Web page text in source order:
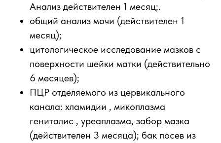
Анализ действителен 1 месяц;.
общий анализ мочи (действителен 1
месяц);
цитологическое исследование мазков с
поверхности шейки матки (действительно
6 месяцев);
ПЦР отделяемого из цервикального
канала: хламидии , микоплазма
гениталис , уреаплазма, забор мазка
(действителен 3 месяца); бак посев из